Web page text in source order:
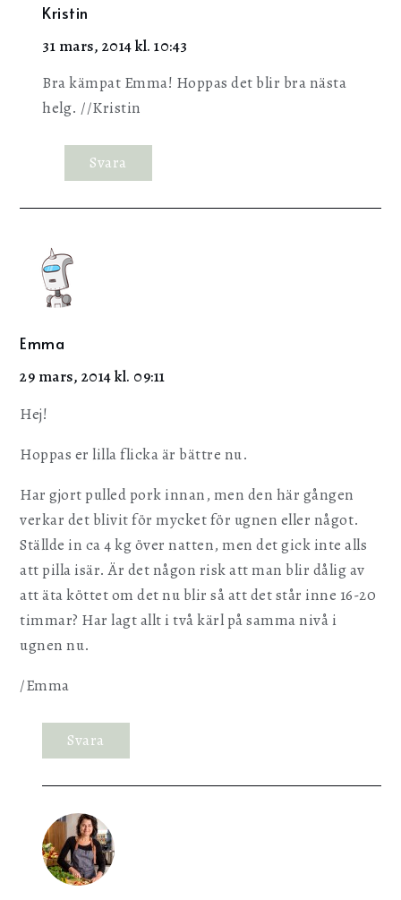
Kristin
31 mars, 2014 kl. 10:43
Bra kämpat Emma! Hoppas det blir bra nästa
helg. //Kristin
Svara
Emma
29 mars, 2014 kl. 09:11
Hej!
Hoppas er lilla flicka är bättre nu.
Har gjort pulled pork innan, men den här gången
verkar det blivit för mycket för ugnen eller något.
Ställde in ca 4 kg över natten, men det gick inte alls
att pilla isär. Är det någon risk att man blir dålig av
att äta köttet om det nu blir så att det står inne 16-20
timmar? Har lagt allt i två kärl på samma nivå i
ugnen nu.
/Emma
Svara